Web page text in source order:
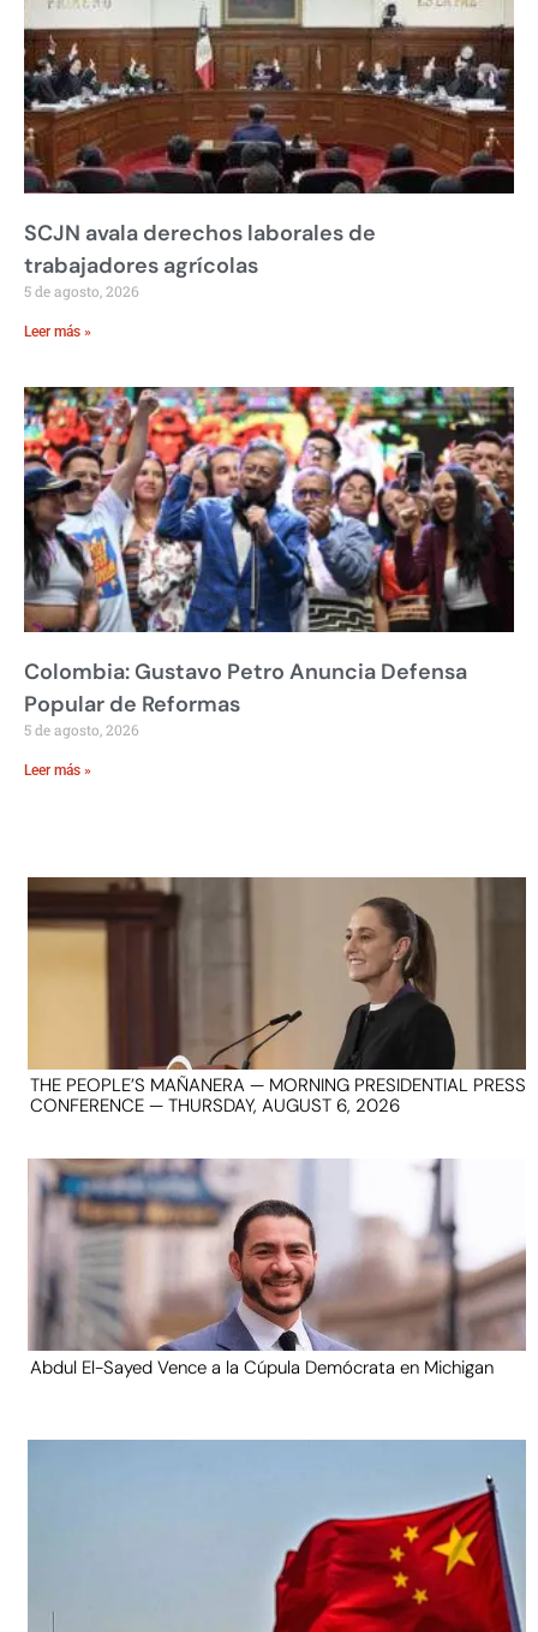
SCJN avala derechos laborales de
trabajadores agrícolas
5 de agosto, 2026
Leer más »
Colombia: Gustavo Petro Anuncia Defensa
Popular de Reformas
5 de agosto, 2026
Leer más »
THE PEOPLE’S MAÑANERA — MORNING PRESIDENTIAL PRESS
CONFERENCE — THURSDAY, AUGUST 6, 2026
Abdul El-Sayed Vence a la Cúpula Demócrata en Michigan